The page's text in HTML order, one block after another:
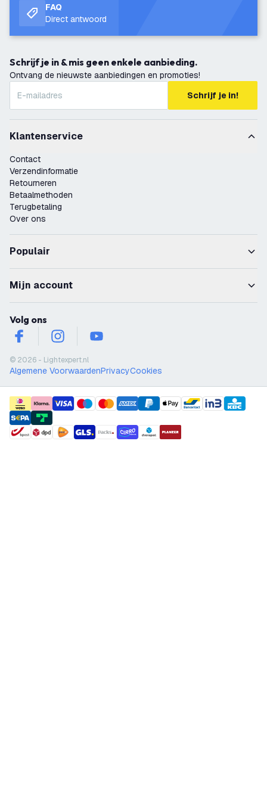
FAQ
Direct antwoord
Schrijf je in & mis geen enkele aanbieding.
Ontvang de nieuwste aanbiedingen en promoties!
Schrijf je in!
Klantenservice
Contact
Verzendinformatie
Retourneren
Betaalmethoden
Terugbetaling
Over ons
Populair
Mijn account
Volg ons
facebookinstagramyoutube
© 2026 - Lightexpert.nl
Algemene VoorwaardenPrivacyCookies
payment methods
shipment methods